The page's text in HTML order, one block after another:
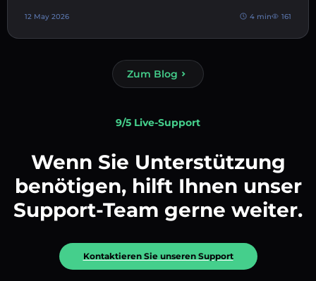
12 May 2026 4 min 161
Zum Blog
9/5 Live-Support
Wenn Sie Unterstützung
benötigen, hilft Ihnen unser
Support-Team gerne weiter.
Kontaktieren Sie unseren Support